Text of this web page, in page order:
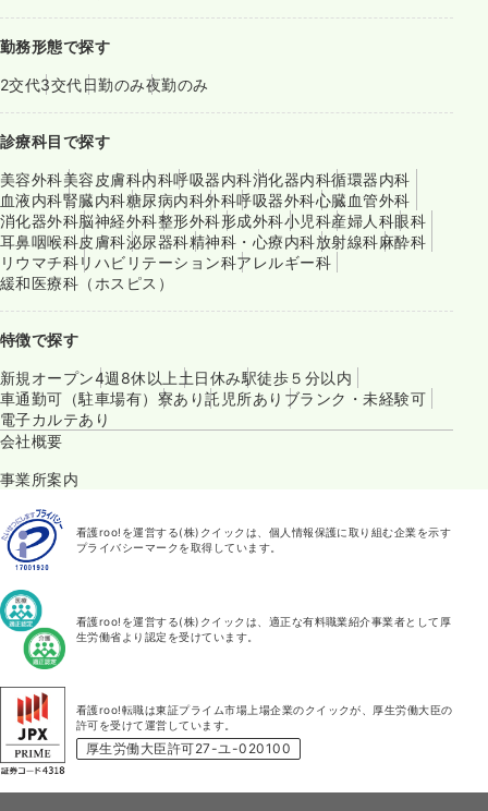
勤務形態で探す
2交代3交代日勤のみ夜勤のみ
診療科目で探す
美容外科美容皮膚科内科呼吸器内科消化器内科循環器内科
血液内科腎臓内科糖尿病内科外科呼吸器外科心臓血管外科
消化器外科脳神経外科整形外科形成外科小児科産婦人科眼科
耳鼻咽喉科皮膚科泌尿器科精神科・心療内科放射線科麻酔科
リウマチ科リハビリテーション科アレルギー科
緩和医療科（ホスピス）
特徴で探す
新規オープン4週8休以上 土日休み駅徒歩５分以内
車通勤可（駐車場有） 寮あり託児所あり ブランク・未経験可
電子カルテあり
会社概要
事業所案内
看護roo!を運営する(株)クイックは、個人情報保護に取り組む企業を示す
プライバシーマークを取得しています。
看護roo!を運営する(株)クイックは、適正な有料職業紹介事業者として厚
生労働省より認定を受けています。
看護roo!転職は東証プライム市場上場企業のクイックが、厚生労働大臣の
許可を受けて運営しています。
厚生労働大臣許可27-ユ-020100